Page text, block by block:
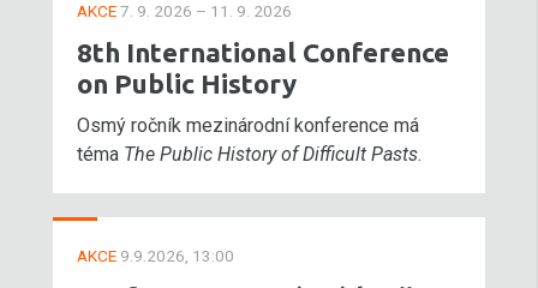
AKCE7. 9. 2026 – 11. 9. 2026
8th International Conference
on Public History
Osmý ročník mezinárodní konference má
téma The Public History of Difficult Pasts.
AKCE 9.9.2026, 13:00